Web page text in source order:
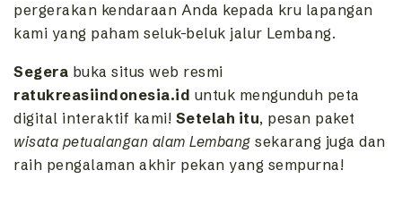
pergerakan kendaraan Anda kepada kru lapangan
kami yang paham seluk-beluk jalur Lembang.
Segera buka situs web resmi
ratukreasiindonesia.id untuk mengunduh peta
digital interaktif kami! Setelah itu, pesan paket
wisata petualangan alam Lembang sekarang juga dan
raih pengalaman akhir pekan yang sempurna!